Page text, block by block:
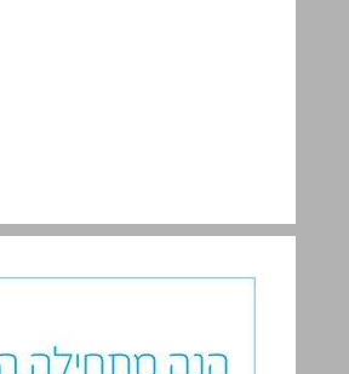
פתחו את השער ... 6